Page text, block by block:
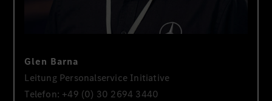
Glen Barna
Leitung Personalservice Initiative
Telefon: +49 (0) 30 2694 3440